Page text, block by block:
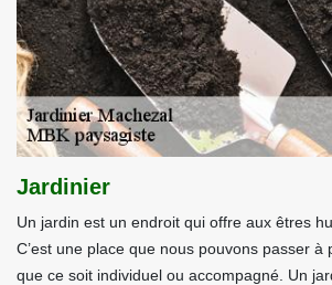
Jardinier
Un jardin est un endroit qui offre aux êtres
C’est une place que nous pouvons passer à
que ce soit individuel ou accompagné. Un